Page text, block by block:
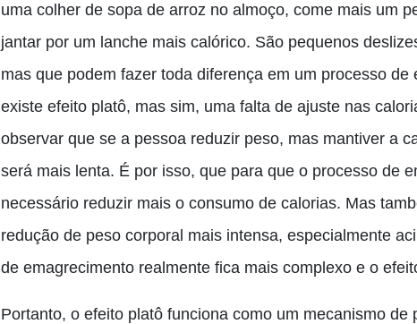
uma colher de sopa de arroz no almoço, come mais um
jantar por um lanche mais calórico. São pequenos
mas que podem fazer toda diferença em um processo
existe efeito platô, mas sim, uma falta de ajuste nas
observar que se a pessoa reduzir peso, mas mantiver a
será mais lenta. É por isso, que para que o processo de
necessário reduzir mais o consumo de calorias. Mas
redução de peso corporal mais intensa, especialmente
de emagrecimento realmente fica mais complexo e o
Portanto, o efeito platô funciona como um mecanismo